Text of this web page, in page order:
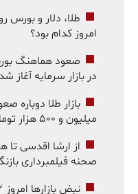
طلا، دلار و بورس
امروز کدام بود؟
صعود هماهنگ
در بازار سرمایه آغاز
میلیون و ۵۰۰ هزار تومان شد
صحنه فیلمبرداری